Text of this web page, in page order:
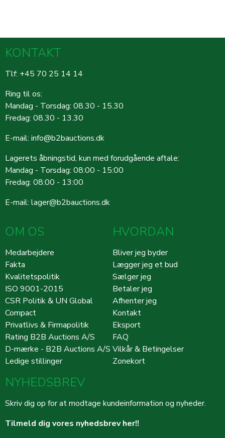
KONTAKT
Tlf: +45 70 25 14 14
Ring til os:
Mandag - Torsdag: 08.30 - 15.30
Fredag: 08.30 - 13.30
E-mail: info@b2bauctions.dk
Lagerets åbningstid, kun med forudgående aftale:
Mandag - Torsdag: 08:00 - 15:00
Fredag: 08:00 - 13:00
E-mail: lager@b2bauctions.dk
OM OS
Medarbejdere
Fakta
Kvalitetspolitik
ISO 9001-2015
CSR Politik & UN Global
Compact
Privatlivs & Firmapolitik
Rating B2B Auctions A/S
D-mærke - B2B Auctions A/S
Ledige stillinger
HVORDAN
Bliver jeg byder
Lægger jeg et bud
Sælger jeg
Betaler jeg
Afhenter jeg
Kontakt
Eksport
FAQ
Vilkår & Betingelser
Zonekort
NYHEDSBREV
Skriv dig op for at modtage kundeinformation og nyheder.
Tilmeld dig vores nyhedsbrev her!!